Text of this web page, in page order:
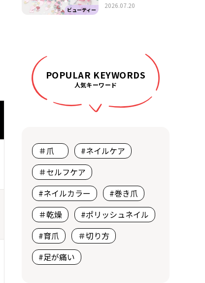
ビューティー
2026.07.20
POPULAR KEYWORDS
人気キーワード
＃爪
#ネイルケア
＃セルフケア
#ネイルカラー
#巻き爪
＃乾燥
#ポリッシュネイル
#育爪
＃切り方
#足が痛い